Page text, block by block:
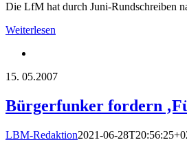
Die LfM hat durch Juni-Rundschreiben
Weiterlesen
15. 05.2007
Bürgerfunker fordern
LBM-Redaktion2021-06-